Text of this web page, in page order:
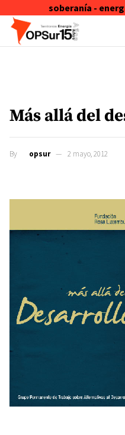
soberanía -
Skip to content
Más allá del
By opsur 2 mayo, 2012